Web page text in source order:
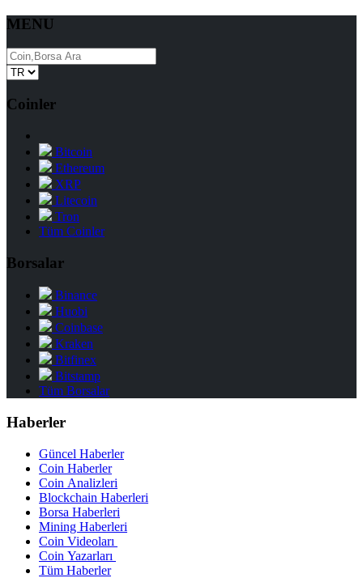
MENU
Coinler
Bitcoin
Ethereum
XRP
Litecoin
Tron
Tüm Coinler
Borsalar
Binance
Huobi
Coinbase
Kraken
Bitfinex
Bitstamp
Tüm Borsalar
Haberler
Güncel Haberler
Coin Haberler
Coin Analizleri
Blockchain Haberleri
Borsa Haberleri
Mining Haberleri
Coin Videoları
Coin Yazarları
Tüm Haberler